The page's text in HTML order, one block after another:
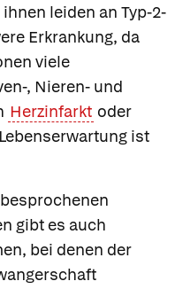
leiden an Typ-2-
Erkrankung, da
viele
, Nieren- und
Herzinfarkt oder
ist
gibt es auch
bei denen der